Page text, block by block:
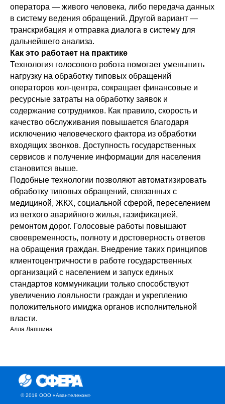
оператора — живого человека, либо передача данных
в систему ведения обращений. Другой вариант —
транскрибация и отправка диалога в систему для
дальнейшего анализа.
Как это работает на практике
Технология голосового робота помогает уменьшить
нагрузку на обработку типовых обращений
операторов кол-центра, сокращает финансовые и
ресурсные затраты на обработку заявок и
содержание сотрудников. Как правило, скорость и
качество обслуживания повышается благодаря
исключению человеческого фактора из обработки
входящих звонков. Доступность государственных
сервисов и получение информации для населения
становится выше.
Подобные технологии позволяют автоматизировать
обработку типовых обращений, связанных с
медициной, ЖКХ, социальной сферой, переселением
из ветхого аварийного жилья, газификацией,
ремонтом дорог. Голосовые работы повышают
своевременность, полноту и достоверность ответов
на обращения граждан. Внедрение таких принципов
клиентоцентричности в работе государственных
организаций с населением и запуск единых
стандартов коммуникации только способствуют
увеличению лояльности граждан и укреплению
положительного имиджа органов исполнительной
власти.
Алла Лапшина
© 2019 ООО «Авантелеком»